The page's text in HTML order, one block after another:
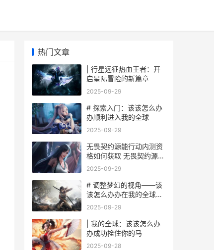
热门文章
| 行星远征热血王者：开
启星际冒险的新篇章
2025-09-29
# 探索入门：该该怎么办
办顺利进入我的全球
2025-09-29
无畏契约源能行动内测资
格如何获取 无畏契约源能
行动测试资格获取策略 无
2025-09-29
# 调整梦幻的视角——该
该怎么办办在我的全球中
改变视角设置
2025-09-29
| 我的全球：该该怎么办
办成功拴住你的马
2025-09-28